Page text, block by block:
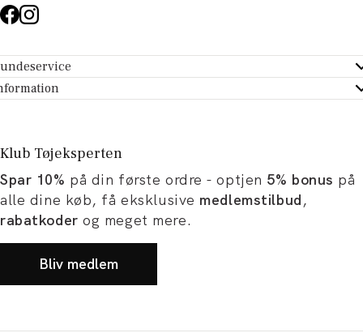
- Hjælpecenter
dit køb
Tøjeksperten
og artikler
og karriere
Klub Tøjeksperten
Spar 10% på din første ordre - optjen 5% bonus på
alle dine køb, få eksklusive medlemstilbud,
rabatkoder og meget mere.
Bliv medlem